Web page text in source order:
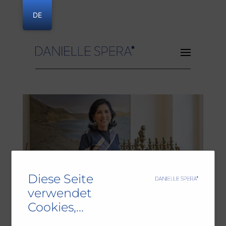
Judaism
DE
Diese Seite
verwendet
Cookies,...